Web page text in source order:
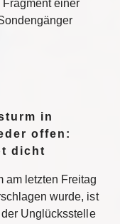
einer
in
offen:
dicht
am letzten Freitag
wurde, ist
Unglücksstelle